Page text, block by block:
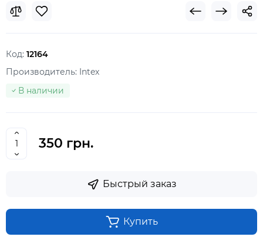
Код: 12164
Производитель: Intex
В наличии
350 грн.
Быстрый заказ
Купить